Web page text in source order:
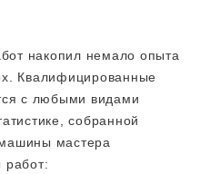
накопил немало опыта
Квалифицированные
с любыми видами
собранной
мастера